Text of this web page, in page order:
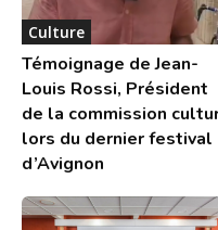
Culture
Témoignage de Jean-
Louis Rossi, Président
de la commission
lors du dernier festival
d’Avignon